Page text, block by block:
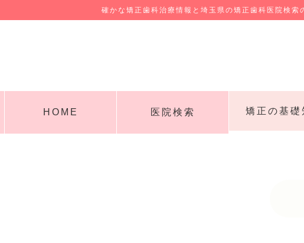
確かな矯正歯科治療情報と埼玉県の矯正歯科医院検索
HOME 医院検索 矯正の基礎